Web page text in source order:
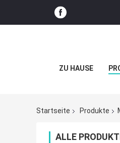
ZU HAUSE
Startseite Produkte
ALLE